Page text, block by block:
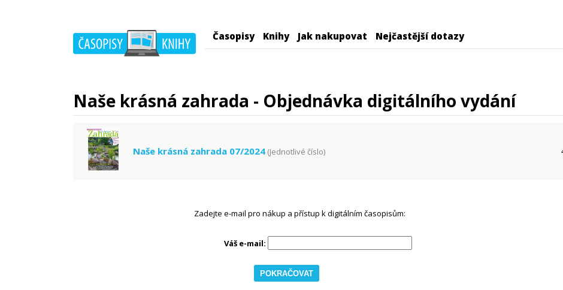
Časopisy Knihy Jak nakupovat Nejčastější dotazy
Naše krásná zahrada - Objednávka digitálního vydání
Naše krásná zahrada 07/2024 (Jednotlivé číslo)
Zadejte e-mail pro nákup a přístup k digitálním časopisům:
Váš e-mail: